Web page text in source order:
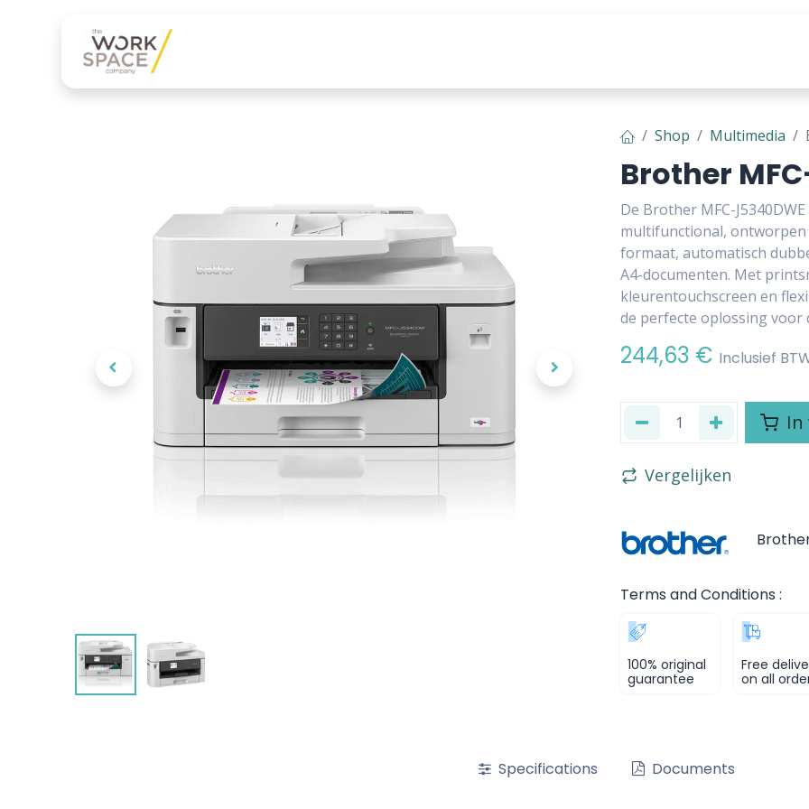
Shop Multimedia
Brother
De Brother MFC-
multifunctional,
formaat, automatisch
A4-documenten. Met
kleurentouchscreen en
de perfecte oplossing
244,63 € Inclusief
In
Vergelijken
Terms and Conditions :
100% original
guarantee
Free
on all
Specifications Documents